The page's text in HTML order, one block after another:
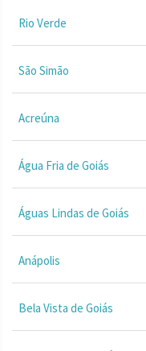
Rio Verde
São Simão
Acreúna
Água Fria de Goiás
Águas Lindas de Goiás
Anápolis
Bela Vista de Goiás